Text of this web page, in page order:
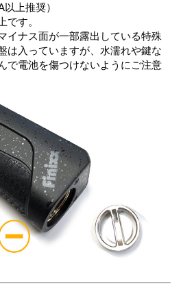
上推奨）
です。
イナス面が一部露出している特殊
は入っていますが、水濡れや鍵な
で電池を傷つけないようにご注意